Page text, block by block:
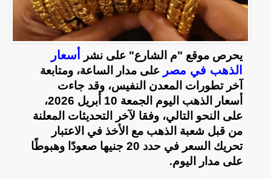
يحرص موقع "م الشارع" على نشر
أسعار
الذهب في مصر على مدار الساعة، ومتابعة
آخر تطورات المعدن النفيس، وقد جاءت
أسعار الذهب اليوم الجمعة 10 أبريل 2026،
على النحو التالي، وفقا لآخر التحديثات المعلنة
من قبل شعبة الذهب مع الأخذ في الاعتبار
تحريك السعر في حدد 20 جنيها صعودًا وهبوطًا
على مدار اليوم.